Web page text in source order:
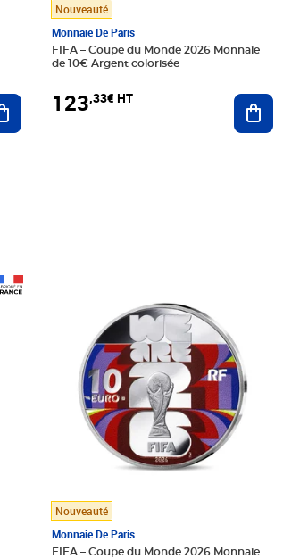
Ajouter au panier
Nouveauté
Monnaie De Paris
FIFA – Coupe du Monde 2026 Monnaie
de 10€ Argent colorisée
123,33€ HT
Nouveauté
Monnaie De Paris
FIFA – Coupe du Monde 2026 Monnaie